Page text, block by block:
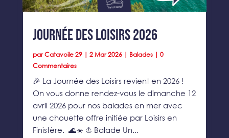
Journée des loisirs 2026
parCatavoile 29| 2 Mar 2026| Balades| 0
Commentaires
🎉 La Journée des Loisirs revient en 2026 !
On vous donne rendez-vous le dimanche 12
avril 2026 pour nos balades en mer avec
une chouette offre initiée par Loisirs en
Finistère. 🌊☀️ ⛵ Balade Un...